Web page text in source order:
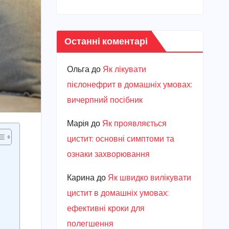
Останні коментарі
Ольгадо Як лікувати
пієлонефрит в домашніх умовах:
вичерпний посібник
Марiя до Як проявляється
цистит: основні симптоми та
ознаки захворювання
Каринадо Як швидко вилікувати
цистит в домашніх умовах:
ефективні кроки для
полегшення